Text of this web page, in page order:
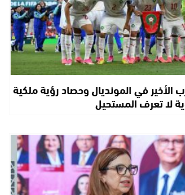
الأخير في المونديال وحصاد رؤية ملكية
لا تعرف المستحيل